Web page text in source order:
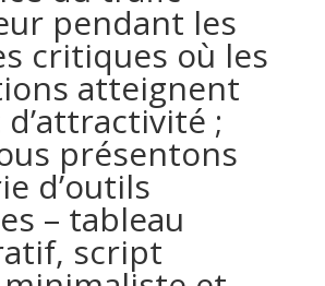
pendant les
critiques où les
atteignent
;
présentons
d’outils
– tableau
script